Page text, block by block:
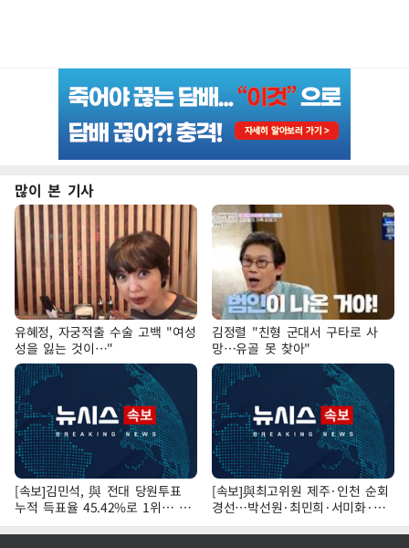
많이 본 기사
유혜정, 자궁적출 수술 고백 "여성
성을 잃는 것이…"
김정렬 "친형 군대서 구타로 사
망…유골 못 찾아"
[속보]김민석, 與 전대 당원투표
누적 득표율 45.42%로 1위… 정
청래 44.56%
[속보]與최고위원 제주·인천 순회
경선…박선원·최민희·서미화·한
민수·김용 순